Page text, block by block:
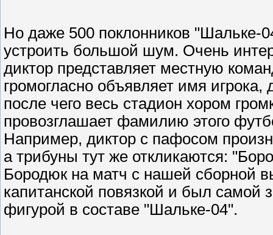
Но даже 500 поклонников "Шальке-
устроить большой шум. Очень
диктор представляет местную
громогласно объявляет имя игрока,
после чего весь стадион хором
провозглашает фамилию этого
Например, диктор с пафосом
а трибуны тут же откликаются:
Бородюк на матч с нашей сборной
капитанской повязкой и был самой
фигурой в составе "Шальке-04".